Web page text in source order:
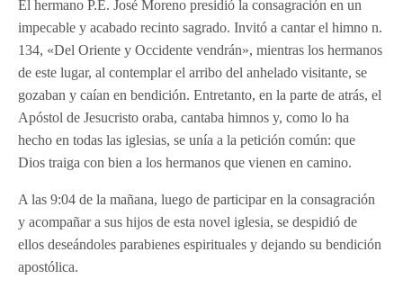
El hermano P.E. José Moreno presidió la consagración en un
impecable y acabado recinto sagrado. Invitó a cantar el himno n.
134, «Del Oriente y Occidente vendrán», mientras los hermanos
de este lugar, al contemplar el arribo del anhelado visitante, se
gozaban y caían en bendición. Entretanto, en la parte de atrás, el
Apóstol de Jesucristo oraba, cantaba himnos y, como lo ha
hecho en todas las iglesias, se unía a la petición común: que
Dios traiga con bien a los hermanos que vienen en camino.
A las 9:04 de la mañana, luego de participar en la consagración
y acompañar a sus hijos de esta novel iglesia, se despidió de
ellos deseándoles parabienes espirituales y dejando su bendición
apostólica.